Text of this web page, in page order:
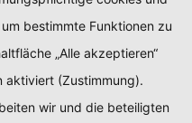
bestimmte Funktionen zu
„Alle akzeptieren“
aktiviert (Zustimmung).
wir und die beteiligten